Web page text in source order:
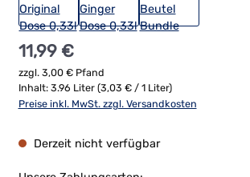
Regulärer Preis:
11,99 €
zzgl. 3,00 € Pfand
Inhalt: 3.96 Liter (3,03 € / 1 Liter)
Preise inkl. MwSt. zzgl. Versandkosten
Derzeit nicht verfügbar